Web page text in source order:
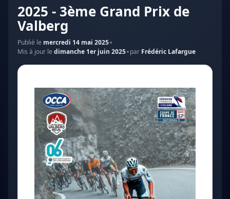
2025 - 3ème Grand Prix de
Valberg
Publié le mercredi 14 mai 2025
Mis à jour le dimanche 1er juin 2025 par Frédéric Lafargue